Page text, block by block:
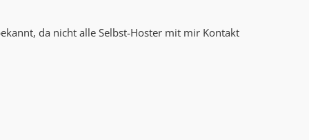
da nicht alle Selbst-Hoster mit mir Kontakt